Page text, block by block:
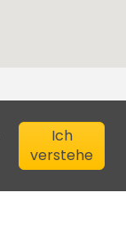
Ich
verstehe